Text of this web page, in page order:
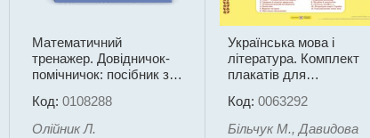
Математичний
тренажер. Довідничок-
помічничок: посібник з
Код: 0108288
Олійник Л.
Українська мова і
література. Комплект
плакатів для
Код:0063292
Більчук М., Давидова